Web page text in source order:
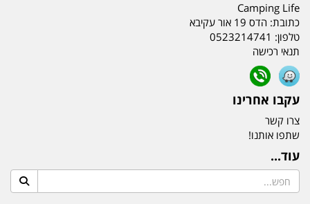
Camping Life
כתובת: הדס 19 אור עקיבא
טלפון: 0523214741
תנאי רכישה
עקבו אחרינו
צרו קשר
שתפו אותנו!
עוד...